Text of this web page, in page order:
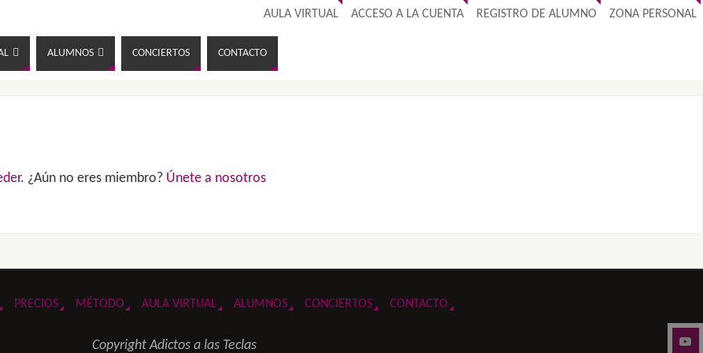
AULA VIRTUAL ACCESO A LA CUENTA REGISTRO DE ALUMNO ZONA PERSONAL
ALUMNOS CONCIERTOS CONTACTO
. ¿Aún no eres miembro? Únete a nosotros
PRECIOS MÉTODO AULA VIRTUAL ALUMNOS CONCIERTOS CONTACTO
Copyright Adictos a las Teclas